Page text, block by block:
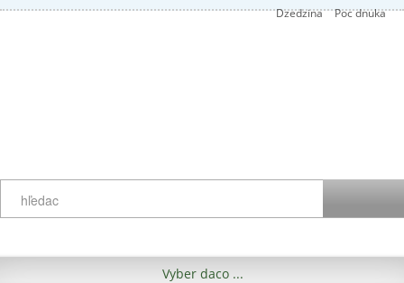
Dzedzina Poc dnuka
Vyber daco ...